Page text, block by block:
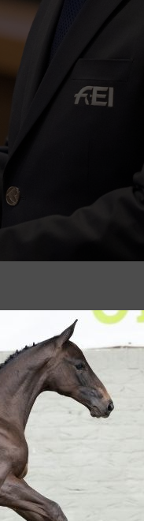
Er
paarden
jumping